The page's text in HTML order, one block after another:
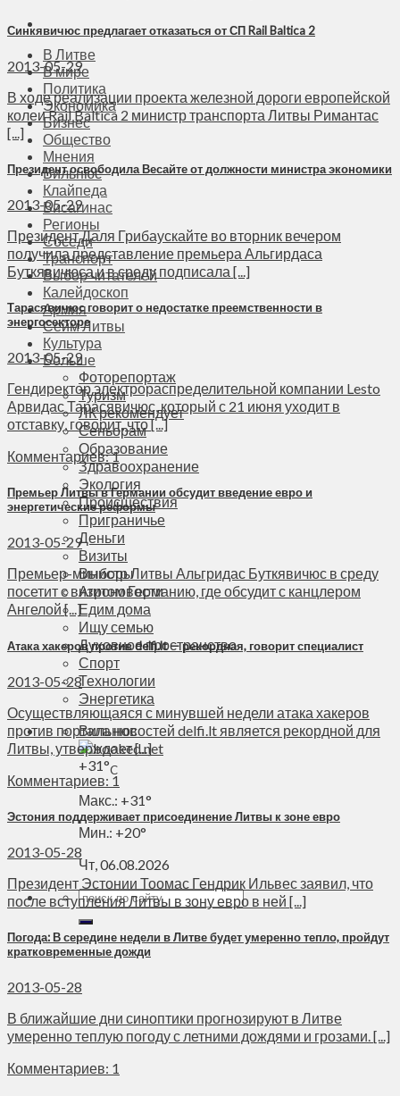
В Литве
В мире
Политика
Экономика
Бизнес
Общество
Мнения
Вильнюс
Клайпеда
Висагинас
Регионы
Соседи
Транспорт
Выбор читателей
Калейдоскоп
Армия
Сейм Литвы
Культура
Больше
Фоторепортаж
Туризм
ЛК рекомендует
Сеньорам
Образование
Здравоохранение
Экология
Происшествия
Приграничье
Деньги
Визиты
Выборы
Агроновости
Едим дома
Ищу семью
Духовное пространство
Спорт
Технологии
Энергетика
Вильнюс
+31°C
Макс.: +31°
Мин.: +20°
Чт, 06.08.2026
Синкявичюс предлагает отказаться от СП Rail Baltica 2
2013-05-29
В ходе реализации проекта железной дороги европейской
колеи Rail Baltica 2 министр транспорта Литвы Римантас
[...]
Президент освободила Весайте от должности министра экономики
2013-05-29
Президент Даля Грибаускайте во вторник вечером
получила представление премьера Альгирдаса
Буткявичюса и в среду подписала [...]
Тарасявичюс говорит о недостатке преемственности в
энергосекторе
2013-05-29
Гендиректор электрораспределительной компании Lesto
Арвидас Тарасявичюс, который с 21 июня уходит в
отставку, говорит, что [...]
Комментариев: 1
Премьер Литвы в Германии обсудит введение евро и
энергетические реформы
2013-05-29
Премьер-министр Литвы Альгридас Буткявичюс в среду
посетит с визитом Германию, где обсудит с канцлером
Ангелой [...]
Атака хакеров против delfi.lt — рекордная, говорит специалист
2013-05-28
Осуществляющаяся с минувшей недели атака хакеров
против портала новостей delfi.lt является рекордной для
Литвы, утверждает [...]
Комментариев: 1
Эстония поддерживает присоединение Литвы к зоне евро
2013-05-28
Президент Эстонии Тоомас Гендрик Ильвес заявил, что
после вступления Литвы в зону евро в ней [...]
Погода: В середине недели в Литве будет умеренно тепло, пройдут
кратковременные дожди
2013-05-28
В ближайшие дни синоптики прогнозируют в Литве
умеренно теплую погоду с летними дождями и грозами. [...]
Комментариев: 1